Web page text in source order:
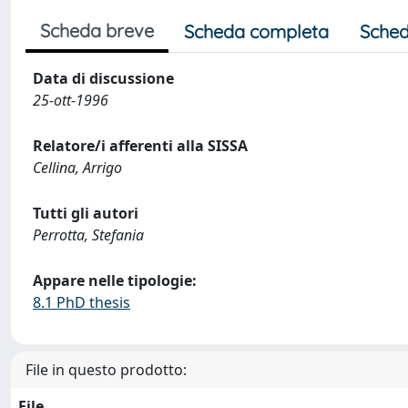
Scheda breve Scheda completa
Data di discussione
25-ott-1996
Relatore/i afferenti alla SISSA
Cellina, Arrigo
Tutti gli autori
Perrotta, Stefania
Appare nelle tipologie:
8.1 PhD thesis
File in questo prodotto: